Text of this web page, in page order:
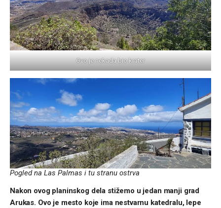
Ovo je nekada bio krater
Pogled na Las Palmas i tu stranu ostrva
Nakon ovog planinskog dela stižemo u jedan manji grad
Arukas. Ovo je mesto koje ima nestvarnu katedralu, lepe